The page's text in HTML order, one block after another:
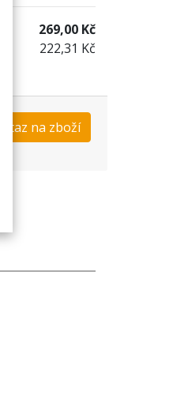
269,00 Kč
222,31 Kč
Dotaz na zboží